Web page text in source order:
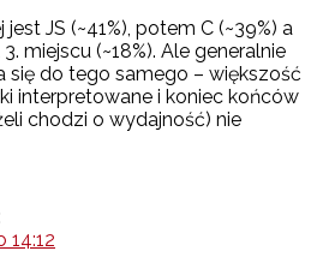
jest JS (~41%), potem C (~39%) a
miejscu (~18%). Ale generalnie
się do tego samego – większość
interpretowane i koniec końców
chodzi o wydajność) nie
14:12